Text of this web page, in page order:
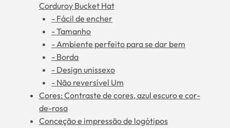
Corduroy Bucket Hat
- Fácil de encher
- Tamanho
- Ambiente perfeito para se dar bem
- Borda
- Design unissexo
- Não reversível Um
Cores: Contraste de cores, azul escuro e cor-
de-rosa
Conceção e impressão de logótipos